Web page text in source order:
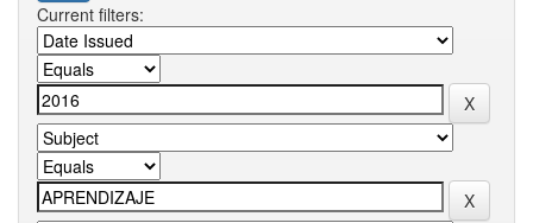
Current filters: